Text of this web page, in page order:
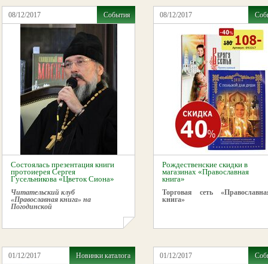
08/12/2017 События
Состоялась презентация книги
протоиерея Сергея
Гусельникова «Цветок Сиона»
Читательский клуб
«Православная книга» на
Погодинской
08/12/2017
Рождественские скидки в
магазинах «Православная
книга»
Торговая сеть
книга»
01/12/2017 Новинки каталога 01/12/2017